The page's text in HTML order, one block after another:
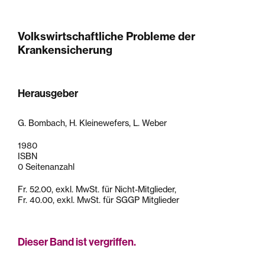
Volkswirtschaftliche Probleme der
Krankensicherung
Herausgeber
G. Bombach, H. Kleinewefers, L. Weber
1980
ISBN
0 Seitenanzahl
Fr. 52.00, exkl. MwSt. für Nicht-Mitglieder,
Fr. 40.00, exkl. MwSt. für SGGP Mitglieder
Dieser Band ist vergriffen.